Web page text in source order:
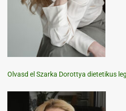
Olvasd el Szarka Dorottya dietetikus